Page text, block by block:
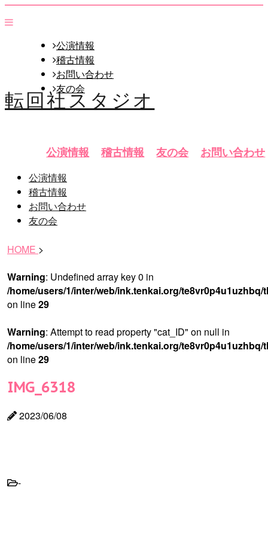
公演情報
稽古情報
お問い合わせ
友の会
転回社スタジオ
公演情報 稽古情報 友の会 お問い合わせ
公演情報
稽古情報
お問い合わせ
友の会
HOME >
Warning: Undefined array key 0 in
/home/users/1/inter/web/ink.tenkai.org/
on line29
Warning: Attempt to read property "cat_ID" on null in
/home/users/1/inter/web/ink.tenkai.org/
on line29
IMG_6318
2023/06/08
-